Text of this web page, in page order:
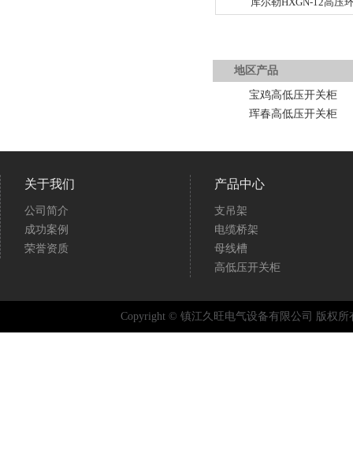
地区产品
宝鸡高低压开关柜
珲春高低压开关柜
关于我们
公司简介
成功案例
荣誉资质
产品中心
支吊架
电缆桥架
母线槽
高低压开关柜
Copyright © 镇江久旺电气设备有限公司 版权所